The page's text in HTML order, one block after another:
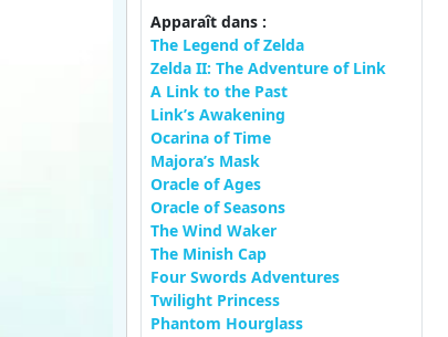
Apparaît dans :
The Legend of Zelda
Zelda II: The Adventure of Link
A Link to the Past
Link’s Awakening
Ocarina of Time
Majora’s Mask
Oracle of Ages
Oracle of Seasons
The Wind Waker
The Minish Cap
Four Swords Adventures
Twilight Princess
Phantom Hourglass